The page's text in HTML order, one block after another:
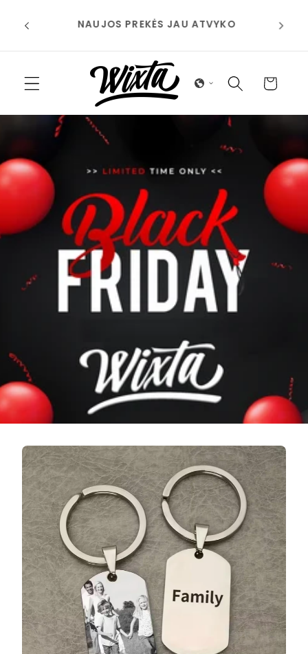
turinįkainos, kurios jums patiks – apsipirkite
Krepšelis